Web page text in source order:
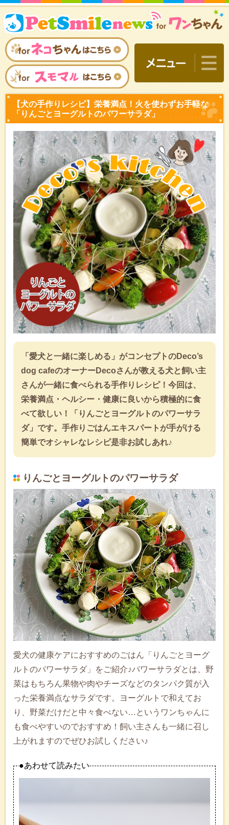
【犬の手作りレシピ】栄養
「りんごとヨーグルトのパ
「愛犬と一緒に楽しめる」がコンセプトのDeco’s
dog cafeのオーナーDecoさんが教える犬と飼い主
さんが一緒に食べられる手作りレシピ！今回は、
栄養満点・ヘルシー・健康に良いから積極的に食
べて欲しい！「りんごとヨーグルトのパワーサラ
ダ」です。手作りごはんエキスパートが手がける
簡単でオシャレなレシピ是非お試しあれ♪
りんごとヨーグルトのパワーサラダ
愛犬の健康ケアにおすすめのごはん「りんごとヨーグ
ルトのパワーサラダ」をご紹介♪パワーサラダとは、野
菜はもちろん果物や肉やチーズなどのタンパク質が入
った栄養満点なサラダです。ヨーグルトで和えてお
り、野菜だけだと中々食べない…というワンちゃんに
も食べやすいのでおすすめ！飼い主さんも一緒に召し
上がれますのでぜひお試しください♪
●あわせて読みたい